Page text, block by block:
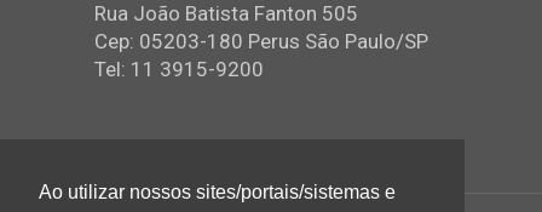
Rua João Batista Fanton 505
Cep: 05203-180 Perus São Paulo/SP
Tel: 11 3915-9200
Ao utilizar nossos sites/portais/sistemas e